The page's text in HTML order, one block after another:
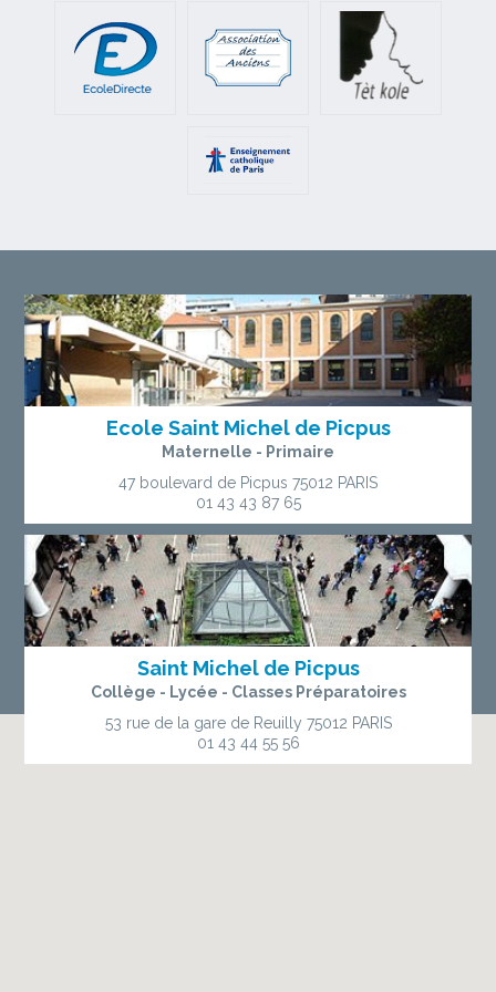
Ecole Saint Michel de Picpus
Maternelle - Primaire
47 boulevard de Picpus 75012 PARIS
01 43 43 87 65
Saint Michel de Picpus
Collège - Lycée - Classes Préparatoires
53 rue de la gare de Reuilly 75012 PARIS
01 43 44 55 56